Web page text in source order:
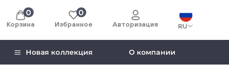
Корзина
0 0
Избранное Авторизация RU
Новая коллекция О компании